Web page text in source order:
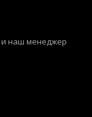
и наш менеджер